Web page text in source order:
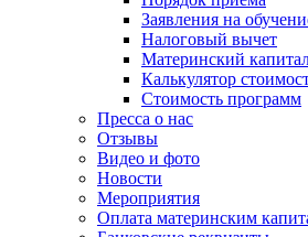
Заявления на
Налоговый вычет
Материнский
Калькулятор
Стоимость программ
Пресса о нас
Отзывы
Видео и фото
Новости
Мероприятия
Оплата материнским